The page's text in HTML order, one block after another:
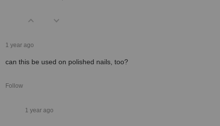
1 year ago
can this be used on polished nails, too?
Follow
1 year ago